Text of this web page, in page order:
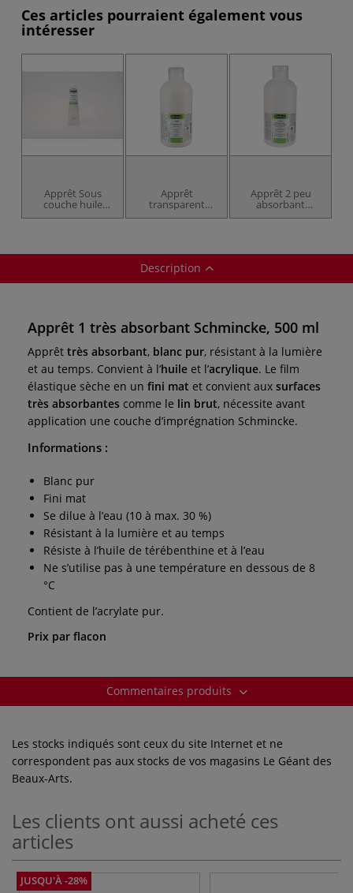
Ces articles pourraient également vous
intéresser
Apprêt Sous
couche huile
Schmincke
Apprêt
transparent
Schmincke
Apprêt 2 peu
absorbant
Schmincke
Description
Apprêt 1 très absorbant Schmincke, 500 ml
Apprêt très absorbant, blanc pur, résistant à la lumière
et au temps. Convient à l’huile et l’acrylique. Le film
élastique sèche en un fini mat et convient aux surfaces
très absorbantes comme le lin brut, nécessite avant
application une couche d’imprégnation Schmincke.
Informations :
Blanc pur
Fini mat
Se dilue à l’eau (10 à max. 30 %)
Résistant à la lumière et au temps
Résiste à l’huile de térébenthine et à l’eau
Ne s’utilise pas à une température en dessous de 8
°C
Contient de l’acrylate pur.
Prix par flacon
Commentaires produits
Les stocks indiqués sont ceux du site Internet et ne
correspondent pas aux stocks de vos magasins Le Géant des
Beaux-Arts.
Les clients ont aussi acheté ces
articles
JUSQU'À -28%